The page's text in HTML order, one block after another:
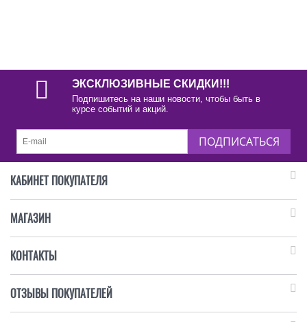
ЭКСКЛЮЗИВНЫЕ СКИДКИ!!!
Подпишитесь на наши новости, чтобы быть в
курсе событий и акций.
ПОДПИСАТЬСЯ
КАБИНЕТ ПОКУПАТЕЛЯ
МАГАЗИН
КОНТАКТЫ
ОТЗЫВЫ ПОКУПАТЕЛЕЙ